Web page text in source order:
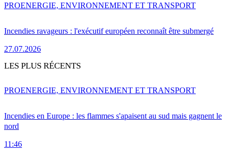
Incendies ravageurs : l'exécutif européen reconnaît être submergé
27.07.2026
PROENERGIE, ENVIRONNEMENT ET TRANSPORT
LES PLUS RÉCENTS
Incendies en Europe : les flammes s'apaisent au sud mais gagnent le
nord
11:46
PROENERGIE, ENVIRONNEMENT ET TRANSPORT